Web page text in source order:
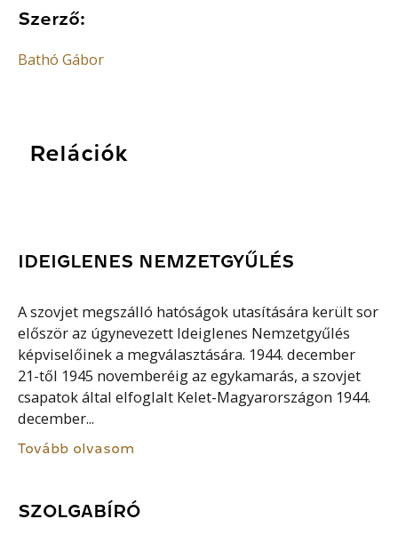
Szerző:
Bathó Gábor
Relációk
IDEIGLENES NEMZETGYŰLÉS
A szovjet megszálló hatóságok utasítására került sor
először az úgynevezett Ideiglenes Nemzetgyűlés
képviselőinek a megválasztására. 1944. december
21-től 1945 novemberéig az egykamarás, a szovjet
csapatok által elfoglalt Kelet-Magyarországon 1944.
december...
Tovább olvasom
SZOLGABÍRÓ